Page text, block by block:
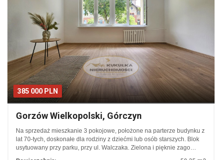
385 000 PLN
Gorzów Wielkopolski, Górczyn
Na sprzedaż mieszkanie 3 pokojowe, położone na parterze budynku z
lat 70-tych, doskonałe dla rodziny z dziećmi lub osób starszych. Blok
usytuowany przy parku, przy ul. Walczaka. Zielona i pięknie zago…